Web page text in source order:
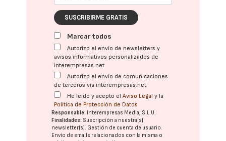
SUSCRIBIRME GRATIS
Marcar todos
Autorizo el envío de newsletters y
avisos informativos personalizados de
interempresas.net
Autorizo el envío de comunicaciones
de terceros vía interempresas.net
He leído y acepto elAviso Legal y la
Política de Protección de Datos
Responsable: Interempresas Media, S.L.U.
Finalidades: Suscripción a nuestra(s)
newsletter(s). Gestión de cuenta de usuario.
Envío de emails relacionados con la misma o